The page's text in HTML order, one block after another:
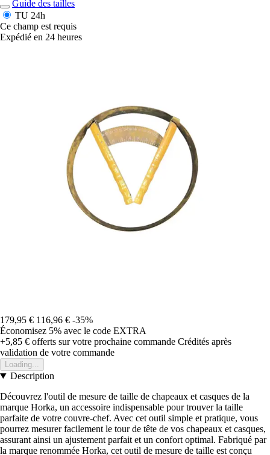
Guide des tailles
TU 24h
Ce champ est requis
Expédié en 24 heures
179,95 € 116,96 € -35%
Économisez 5% avec le code EXTRA
+5,85 € offerts sur votre prochaine commande Crédités après
validation de votre commande
Loading...
Description
Découvrez l'outil de mesure de taille de chapeaux et casques de la
marque Horka, un accessoire indispensable pour trouver la taille
parfaite de votre couvre-chef. Avec cet outil simple et pratique, vous
pourrez mesurer facilement le tour de tête de vos chapeaux et casques,
assurant ainsi un ajustement parfait et un confort optimal. Fabriqué par
la marque renommée Horka, cet outil de mesure de taille est conçu